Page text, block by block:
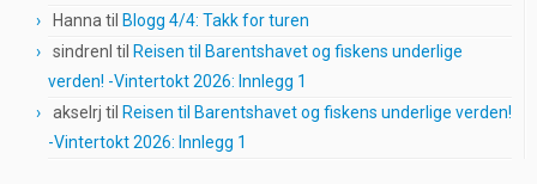
Hanna til Blogg 4/4: Takk for turen
sindrenl til Reisen til Barentshavet og fiskens underlige
verden! -Vintertokt 2026: Innlegg 1
akselrj til Reisen til Barentshavet og fiskens underlige verden!
-Vintertokt 2026: Innlegg 1